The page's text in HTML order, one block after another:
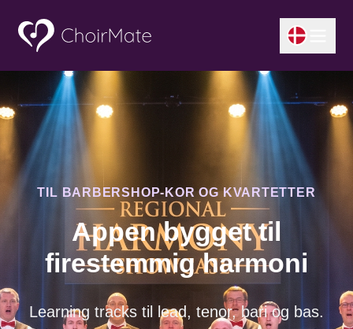
TIL BARBERSHOP-KOR OG KVARTETTER
Appen bygget til
firestemmig harmoni
Learning tracks til lead, tenor, bari og bas.